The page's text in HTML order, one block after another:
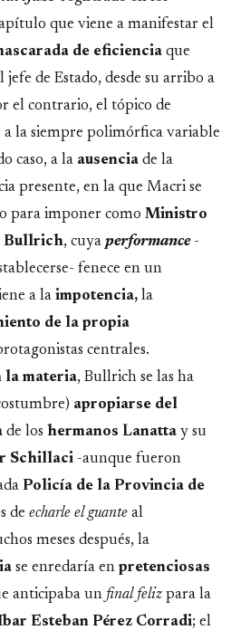
que viene a manifestar el
de eficiencia que
de Estado, desde su arribo a
el contrario, el tópico de
a la siempre polimórfica variable
caso, a la ausencia de la
presente, en la que Macri se
para imponer como Ministro
Bullrich, cuya performance-
fenece en un
a la impotencia, la
de la propia
centrales.
la materia, Bullrich se las ha
apropiarse del
de los hermanos Lanatta y su
Schillaci -aunque fueron
Policía de la Provincia de
de echarle el guante al
meses después, la
se enredaría en pretenciosas
anticipaba un final feliz para la
Esteban Pérez Corradi; el